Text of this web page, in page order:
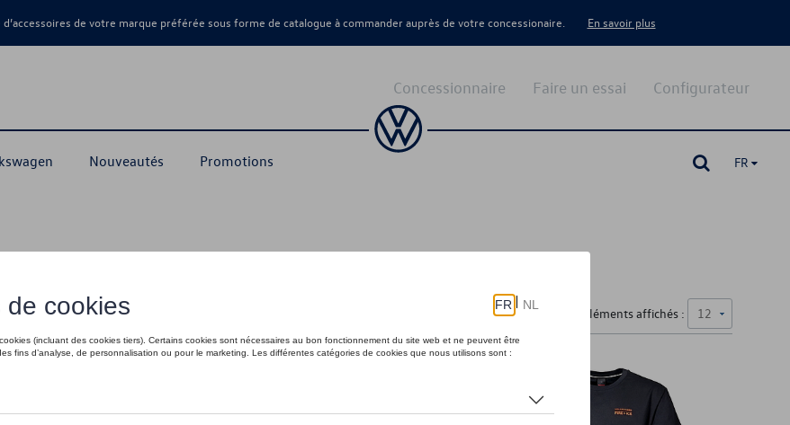
de votre marque préférée sous forme de catalogue à commander auprès de votre concessionaire. En savoir plus
Nouveautés Promotions
Configurateur
Faire un essai
Concessionnaire
FR
Nombre d'éléments affichés :